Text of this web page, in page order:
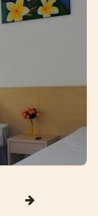
floor of